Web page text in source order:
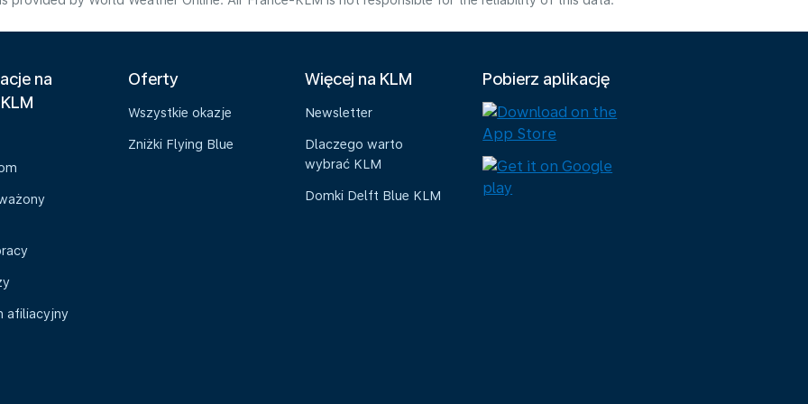
na
afiliacyjny
Oferty
Wszystkie okazje
Zniżki Flying Blue
Więcej na KLM
Newsletter
Dlaczego warto
wybrać KLM
Domki Delft Blue KLM
Pobierz aplikację